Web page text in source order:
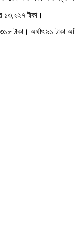
১৩,২২৭ টাকা।
টাকা। অর্থাৎ ৯১ টাকা